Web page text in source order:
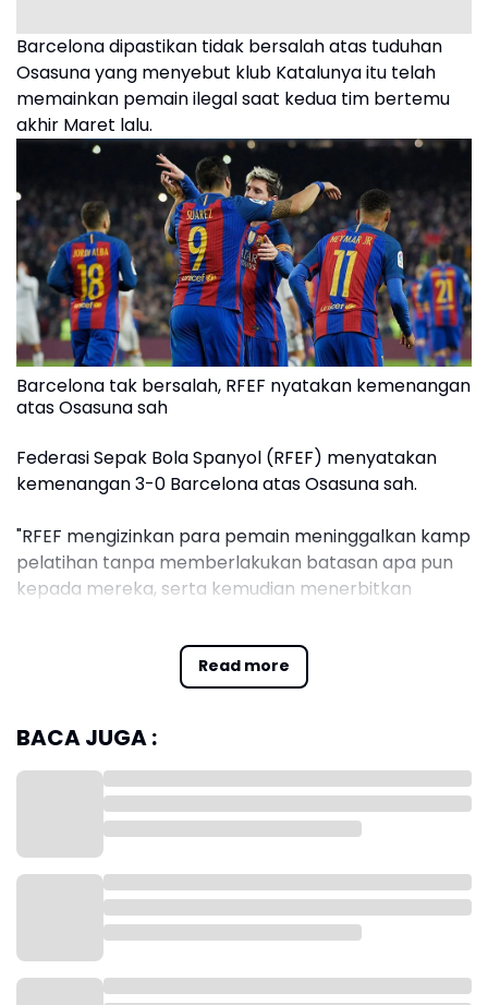
Read more
Barcelona dipastikan tidak bersalah atas tuduhan
Osasuna yang menyebut klub Katalunya itu telah
memainkan pemain ilegal saat kedua tim bertemu
akhir Maret lalu.
Barcelona tak bersalah, RFEF nyatakan kemenangan
atas Osasuna sah
Federasi Sepak Bola Spanyol (RFEF) menyatakan
kemenangan 3-0 Barcelona atas Osasuna sah.
"RFEF mengizinkan para pemain meninggalkan kamp
pelatihan tanpa memberlakukan batasan apa pun
kepada mereka, serta kemudian menerbitkan
keinginannya untuk tidak menerapkan aturan
larangan tersebut," demikian keputusan RFEF yang
dilansir Football Espana pada Jumat(11/4).
Osasuna tidak setuju, dengan mengatakan tidak ada
referensi untuk tidak menerapkan pembatasan
tersebut, baik dalam pernyataan publik RFEF
maupun dalam komunikasi dengan klub, dan akan
mengajukan banding ke Komite Banding.
BACA JUGA :